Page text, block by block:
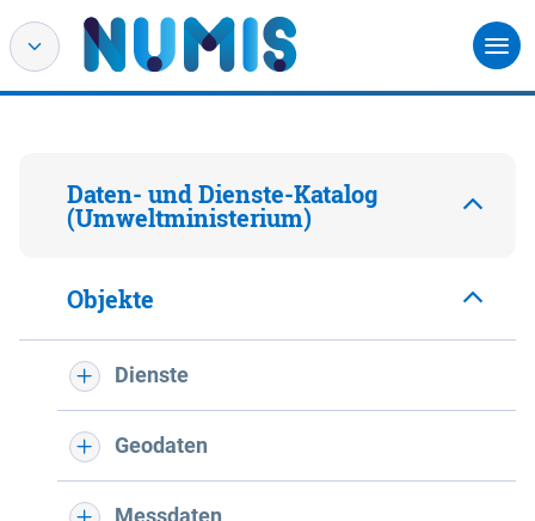
Daten- und Dienste-Katalog
(Umweltministerium)
Objekte
Dienste
Geodaten
Messdaten